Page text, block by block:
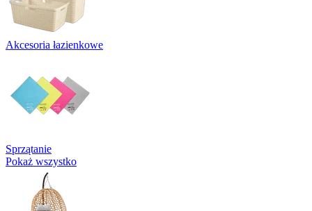
Akcesoria łazienkowe
Sprzątanie
Pokaż wszystko